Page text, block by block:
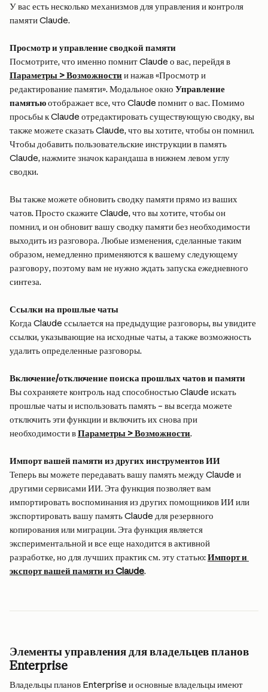
У вас есть несколько механизмов для управления и контроля
памяти Claude.
Просмотр и управление сводкой памяти
Посмотрите, что именно помнит Claude о вас, перейдя в
Параметры > Возможности и нажав «Просмотр и
редактирование памяти». Модальное окно Управление
памятью отображает все, что Claude помнит о вас. Помимо
просьбы к Claude отредактировать существующую сводку, вы
также можете сказать Claude, что вы хотите, чтобы он помнил.
Чтобы добавить пользовательские инструкции в память
Claude, нажмите значок карандаша в нижнем левом углу
сводки.
Вы также можете обновить сводку памяти прямо из ваших
чатов. Просто скажите Claude, что вы хотите, чтобы он
помнил, и он обновит вашу сводку памяти без необходимости
выходить из разговора. Любые изменения, сделанные таким
образом, немедленно применяются к вашему следующему
разговору, поэтому вам не нужно ждать запуска ежедневного
синтеза.
Ссылки на прошлые чаты
Когда Claude ссылается на предыдущие разговоры, вы увидите
ссылки, указывающие на исходные чаты, а также возможность
удалить определенные разговоры.
Включение/отключение поиска прошлых чатов и памяти
Вы сохраняете контроль над способностью Claude искать
прошлые чаты и использовать память – вы всегда можете
отключить эти функции и включить их снова при
необходимости в Параметры > Возможности.
Импорт вашей памяти из других инструментов ИИ
Теперь вы можете передавать вашу память между Claude и
другими сервисами ИИ. Эта функция позволяет вам
импортировать воспоминания из других помощников ИИ или
экспортировать вашу память Claude для резервного
копирования или миграции. Эта функция является
экспериментальной и все еще находится в активной
разработке, но для лучших практик см. эту статью: Импорт и
экспорт вашей памяти из Claude.
Элементы управления для владельцев планов
Enterprise
Владельцы планов Enterprise и основные владельцы имеют